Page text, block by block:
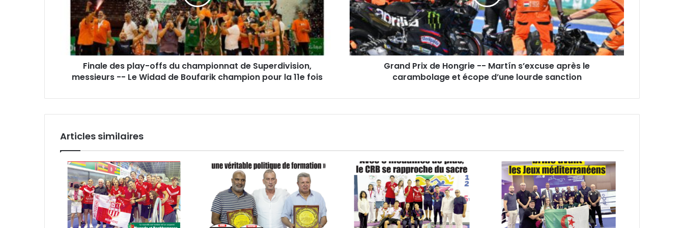
Superdivision,
messieurs
Boufarik
la
fois
Finale des play-offs du championnat de Superdivision,
messieurs -- Le Widad de Boufarik champion pour la 11e fois
s’excuse
après
le
carambolage
et
Grand Prix de Hongrie -- Martín s’excuse après le
carambolage et écope d’une lourde sanction
Articles similaires